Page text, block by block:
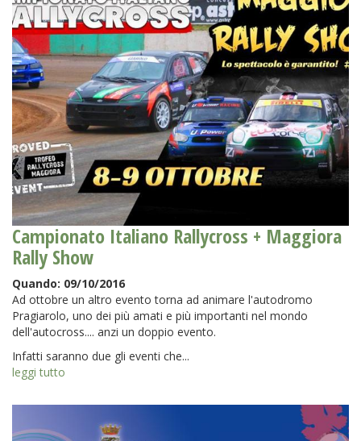
Campionato Italiano Rallycross + Maggiora
Rally Show
Quando: 09/10/2016
Ad ottobre un altro evento torna ad animare l'autodromo
Pragiarolo, uno dei più amati e più importanti nel mondo
dell'autocross.... anzi un doppio evento.
Infatti saranno due gli eventi che...
leggi tutto